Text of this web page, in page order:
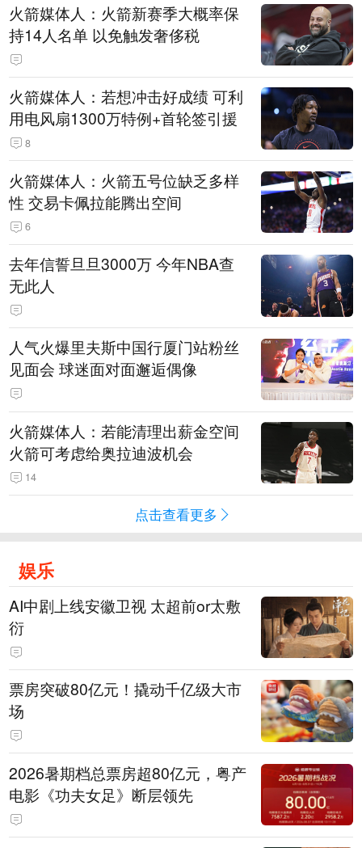
火箭媒体人：火箭新赛季大概率保
持14人名单 以免触发奢侈税
火箭媒体人：若想冲击好成绩 可利
用电风扇1300万特例+首轮签引援
8
火箭媒体人：火箭五号位缺乏多样
性 交易卡佩拉能腾出空间
6
去年信誓旦旦3000万 今年NBA查
无此人
人气火爆里夫斯中国行厦门站粉丝
见面会 球迷面对面邂逅偶像
火箭媒体人：若能清理出薪金空间
火箭可考虑给奥拉迪波机会
14
点击查看更多
娱乐
AI中剧上线安徽卫视 太超前or太敷
衍
票房突破80亿元！撬动千亿级大市
场
2026暑期档总票房超80亿元，粤产
电影《功夫女足》断层领先